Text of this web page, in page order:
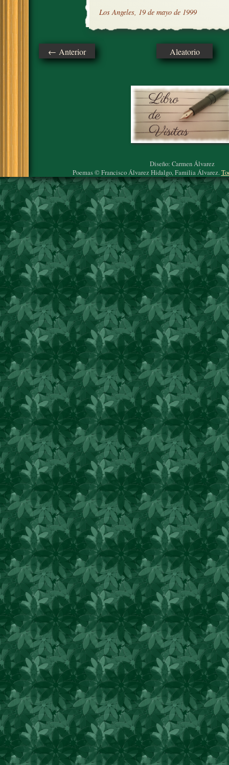
Los Angeles, 19 de mayo de 1999
← Anterior Aleatorio
Diseño: Carmen Álvarez
Poemas © Francisco Álvarez Hidalgo, Familia Álvarez.